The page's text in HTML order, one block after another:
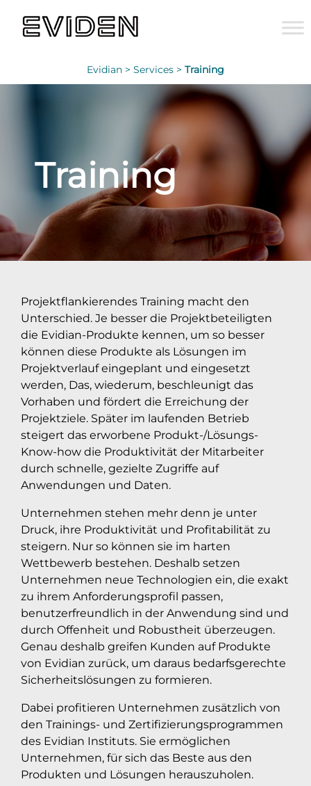
Evidian > Services > Training
Training
Projektflankierendes Training macht den
Unterschied. Je besser die Projektbeteiligten
die Evidian-Produkte kennen, um so besser
können diese Produkte als Lösungen im
Projektverlauf eingeplant und eingesetzt
werden, Das, wiederum, beschleunigt das
Vorhaben und fördert die Erreichung der
Projektziele. Später im laufenden Betrieb
steigert das erworbene Produkt-/Lösungs-
Know-how die Produktivität der Mitarbeiter
durch schnelle, gezielte Zugriffe auf
Anwendungen und Daten.
Unternehmen stehen mehr denn je unter
Druck, ihre Produktivität und Profitabilität zu
steigern. Nur so können sie im harten
Wettbewerb bestehen. Deshalb setzen
Unternehmen neue Technologien ein, die exakt
zu ihrem Anforderungsprofil passen,
benutzerfreundlich in der Anwendung sind und
durch Offenheit und Robustheit überzeugen.
Genau deshalb greifen Kunden auf Produkte
von Evidian zurück, um daraus bedarfsgerechte
Sicherheitslösungen zu formieren.
Dabei profitieren Unternehmen zusätzlich von
den Trainings- und Zertifizierungsprogrammen
des Evidian Instituts. Sie ermöglichen
Unternehmen, für sich das Beste aus den
Produkten und Lösungen herauszuholen.